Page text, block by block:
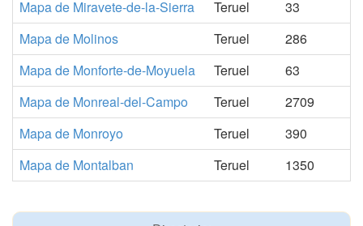
Mapa de Miravete-de-la-Sierra
Teruel
33
Mapa de Molinos
Teruel
286
Mapa de Monforte-de-Moyuela
Teruel
63
Mapa de Monreal-del-Campo
Teruel
2709
Mapa de Monroyo
Teruel
390
Mapa de Montalban
Teruel 1350